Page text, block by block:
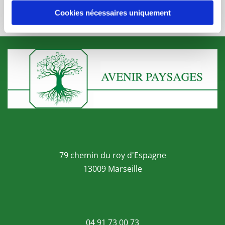
Cookies nécessaires uniquement
Appelez-nous
79 chemin du roy d'Espagne
13009 Marseille
04 91 73 00 73